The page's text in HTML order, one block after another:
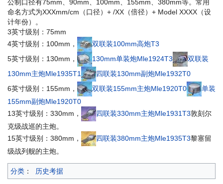
公制口径有75mm、90mm、100mm、155mm、380mm等。常用
命名方式为XXXmm/cm（口径）+ /XX（倍径）+ Model XXXX（设
计年份）。
3英寸级别：75mm
4英寸级别：100mm，
双联装100mm高炮T3
5英寸级别：130mm，
130mm单装炮Mle1924T3
双联装
130mm主炮Mle1935T1
四联装130mm副炮Mle1932T0
6英寸级别：155mm，
双联装155mm主炮Mle1920T0
单装
155mm副炮Mle1920T0
13英寸级别：330mm，
四联装330mm主炮Mle1931T3敦刻尔
克级战巡的主炮。
15英寸级别：380mm，
四联装380mm主炮Mle1935T3黎塞留
级战列舰的主炮。
分类 ： 历史考据